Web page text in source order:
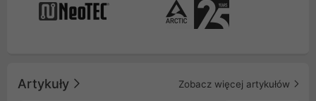
Artykuły Zobacz więcej artykułów